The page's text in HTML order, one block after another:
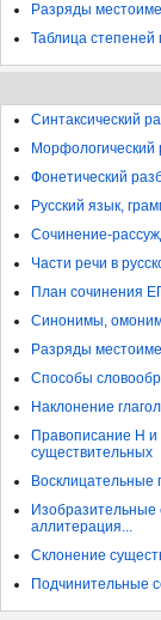
Разряды
Таблица степеней
Синтаксический
Морфологический
Фонетический
Русский язык,
Сочинение-
Части речи в
План сочинения
Синонимы,
Разряды
Способы
Наклонение
Правописание Н и
существительных
Изобразительные
аллитерация...
Склонение
Подчинительные